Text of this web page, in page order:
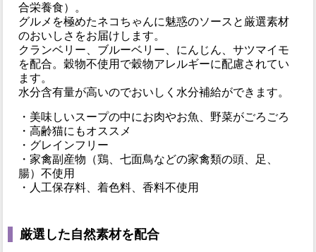
合栄養食）。
グルメを極めたネコちゃんに魅惑のソースと厳選素材
のおいしさをお届けします。
クランベリー、ブルーベリー、にんじん、サツマイモ
を配合。穀物不使用で穀物アレルギーに配慮されてい
ます。
水分含有量が高いのでおいしく水分補給ができます。
・美味しいスープの中にお肉やお魚、野菜がごろごろ
・高齢猫にもオススメ
・グレインフリー
・家禽副産物（鶏、七面鳥などの家禽類の頭、足、
腸）不使用
・人工保存料、着色料、香料不使用
厳選した自然素材を配合